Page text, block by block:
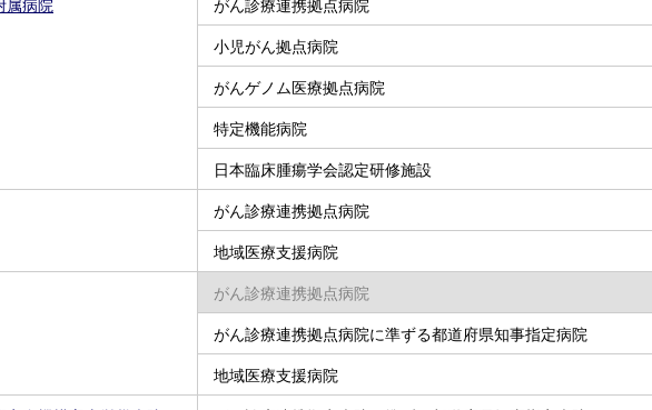
属病院 がん診療連携拠点病院
小児がん拠点病院
がんゲノム医療拠点病院
特定機能病院
日本臨床腫瘍学会認定研修施設
がん診療連携拠点病院
地域医療支援病院
がん診療連携拠点病院
がん診療連携拠点病院に準ずる都道府県知事指定病院
地域医療支援病院